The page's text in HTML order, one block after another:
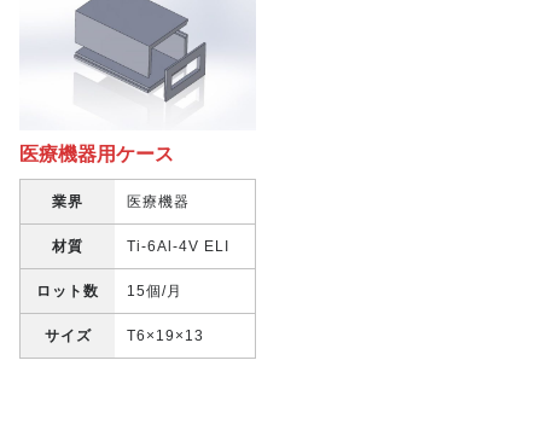
医療機器用ケース
業界 医療機器
材質 Ti-6Al-4V ELI
ロット数 15個/月
サイズ T6×19×13